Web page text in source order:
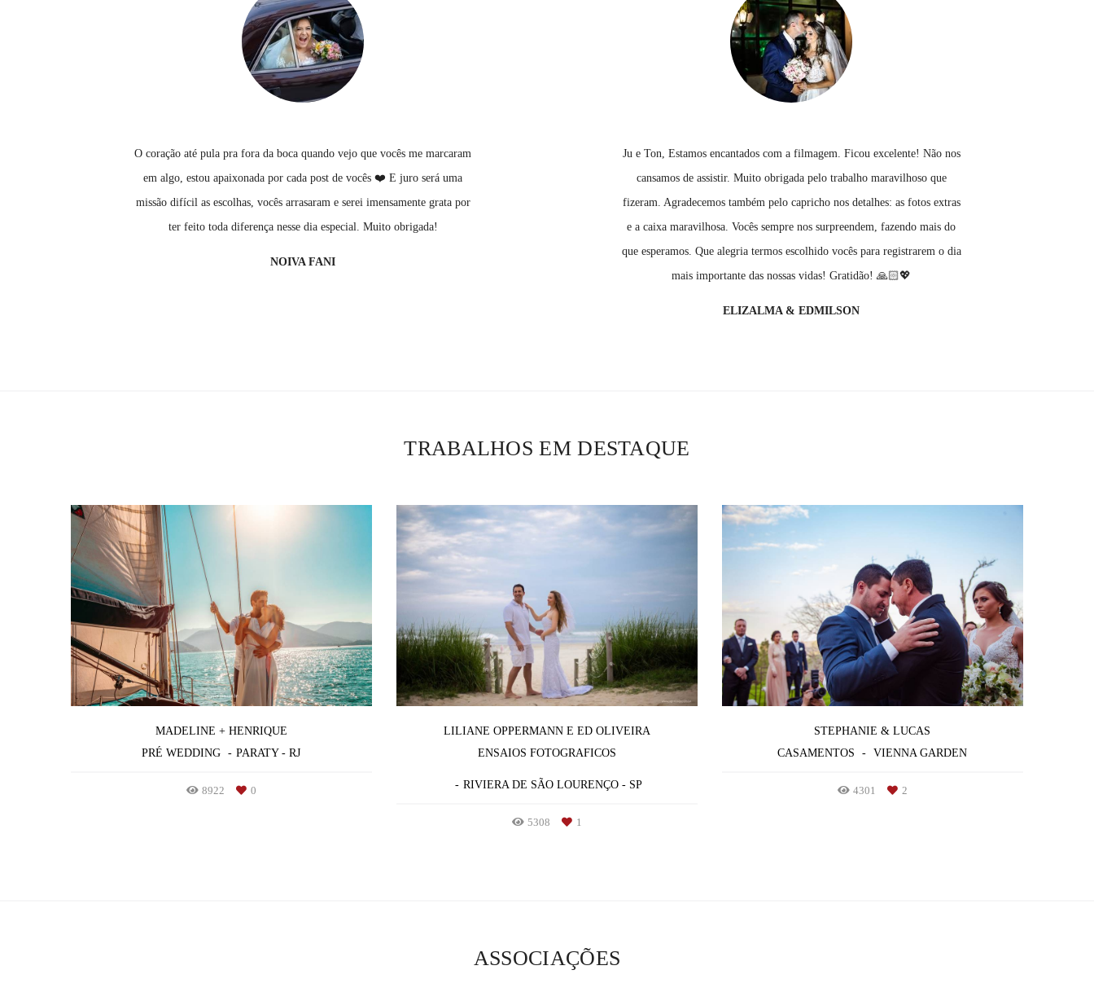
O coração até pula pra fora da boca quando vejo que vocês me marcaram
em algo, estou apaixonada por cada post de vocês ❤️ E juro será uma
missão difícil as escolhas, vocês arrasaram e serei imensamente grata por
ter feito toda diferença nesse dia especial. Muito obrigada!
NOIVA FANI
Ju e Ton, Estamos encantados com a filmagem. Ficou excelente! Não nos
cansamos de assistir. Muito obrigada pelo trabalho maravilhoso que
fizeram. Agradecemos também pelo capricho nos detalhes: as fotos extras
e a caixa maravilhosa. Vocês sempre nos surpreendem, fazendo mais do
que esperamos. Que alegria termos escolhido vocês para registrarem o dia
mais importante das nossas vidas! Gratidão! 🙏🏻💖
ELIZALMA & EDMILSON
TRABALHOS EM DESTAQUE
MADELINE + HENRIQUE
PRÉ WEDDING
PARATY - RJ
8922 0
LILIANE OPPERMANN E ED OLIVEIRA
ENSAIOS FOTOGRAFICOS
RIVIERA DE SÃO LOURENÇO - SP
5308 1
STEPHANIE & LUCAS
CASAMENTOS
VIENNA GARDEN
4301 2
ASSOCIAÇÕES